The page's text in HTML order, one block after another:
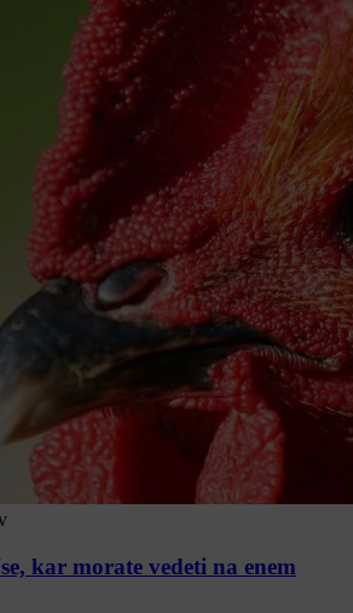
kar morate vedeti na enem